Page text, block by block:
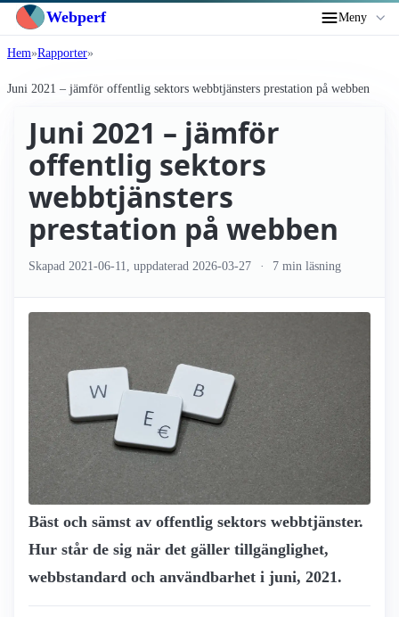
Webperf Meny
Hem Rapporter
Juni 2021 – jämför offentlig sektors webbtjänsters prestation på webben
Juni 2021 – jämför
offentlig sektors
webbtjänsters
prestation på webben
Skapad 2021-06-11 , uppdaterad 2026-03-27 7 min läsning
Bäst och sämst av offentlig sektors webbtjänster.
Hur står de sig när det gäller tillgänglighet,
webbstandard och användbarhet i juni, 2021.